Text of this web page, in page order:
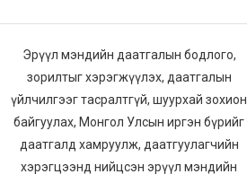
Эрүүл мэндийн даатгалын бодлого,
зорилтыг хэрэгжүүлэх, даатгалын
үйлчилгээг тасралтгүй, шуурхай зохион
байгуулах, Монгол Улсын иргэн бүрийг
даатгалд хамруулж, даатгуулагчийн
хэрэгцээнд нийцсэн эрүүл мэндийн